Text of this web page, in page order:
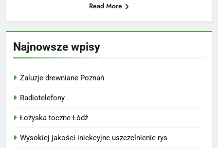
Read More
Najnowsze wpisy
Żaluzje drewniane Poznań
Radiotelefony
Łożyska toczne Łódź
Wysokiej jakości iniekcyjne uszczelnienie rys